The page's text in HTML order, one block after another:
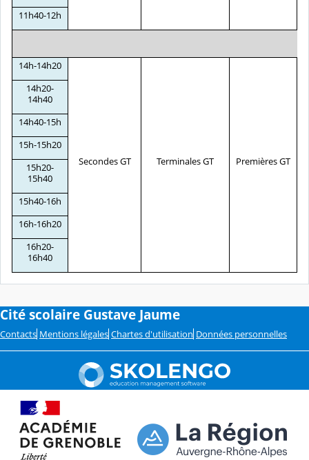
11h40-12h
14h-14h20
Secondes GT Terminales GT Premières GT
14h20-
14h40
14h40-15h
15h-15h20
15h20-
15h40
15h40-16h
16h-16h20
16h20-
16h40
Cité scolaire Gustave Jaume
Contacts Mentions légales Chartes d'utilisation Données personnelles